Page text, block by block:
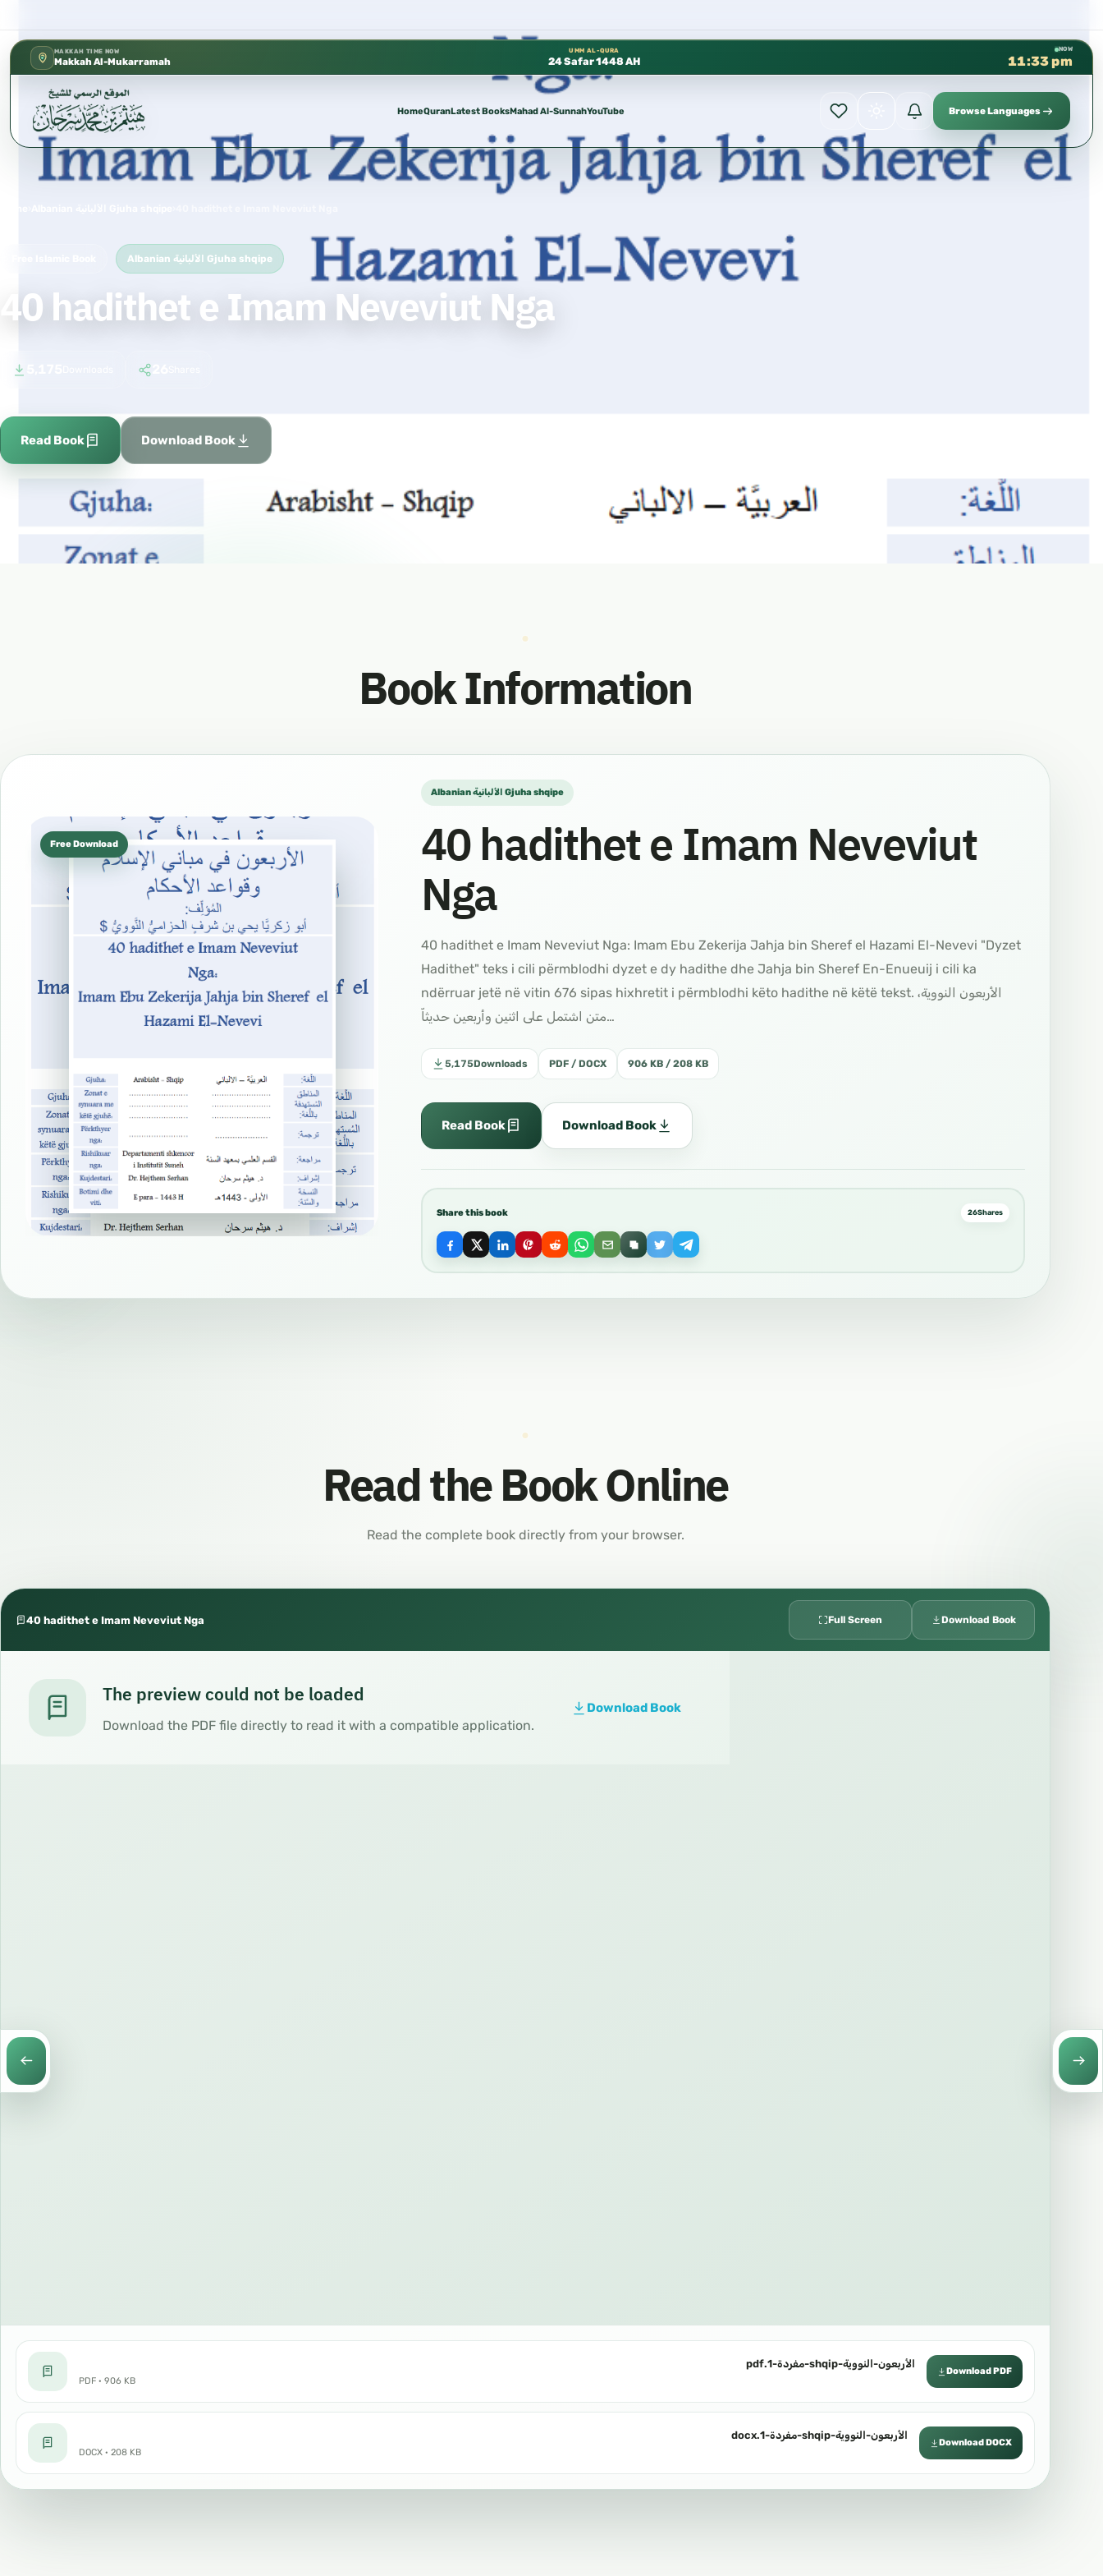
MAKKAH TIME NOW
Makkah Al-Mukarramah
UMM AL-QURA
24 Safar 1448 AH
NOW
11:33 pm
HomeQuranLatest BooksMahad Al-SunnahYouTube Browse Languages
Albanian الألبانية Gjuha shqipe
40 hadithet e Imam Neveviut Nga
Read Book Download Book
Book Information
Free Download
Albanian الألبانية Gjuha shqipe
40 hadithet e Imam Neveviut
Nga
40 hadithet e Imam Neveviut Nga: Imam Ebu Zekerija Jahja bin Sheref el Hazami El-Nevevi "Dyzet
Hadithet" teks i cili përmblodhi dyzet e dy hadithe dhe Jahja bin Sheref En-Enueuij i cili ka
ndërruar jetë në vitin 676 sipas hixhretit i përmblodhi këto hadithe në këtë tekst. الأربعون النووية،
متن اشتمل على اثنين وأربعين حديثاّ…
5,175Downloads PDF / DOCX 906 KB / 208 KB
Read Book Download Book
Share this book 26Shares
Read the Book Online
Read the complete book directly from your browser.
40 hadithet e Imam Neveviut Nga Full Screen Download Book
The preview could not be loaded
Download the PDF file directly to read it with a compatible application.
Download Book
الأربعون-النووية-shqip-مفردة-1.pdf
PDF · 906 KB
Download PDF
الأربعون-النووية-shqip-مفردة-1.docx
DOCX · 208 KB
Download DOCX